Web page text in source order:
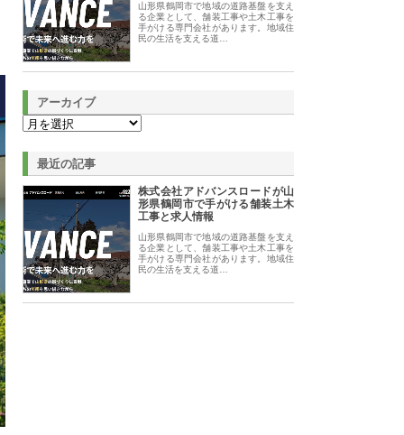
山形県鶴岡市で地域の道路基盤を支え
る企業として、舗装工事や土木工事を
手がける専門会社があります。地域住
民の生活を支える道…
アーカイブ
最近の記事
株式会社アドバンスロードが山
形県鶴岡市で手がける舗装土木
工事と求人情報
山形県鶴岡市で地域の道路基盤を支え
る企業として、舗装工事や土木工事を
手がける専門会社があります。地域住
民の生活を支える道…